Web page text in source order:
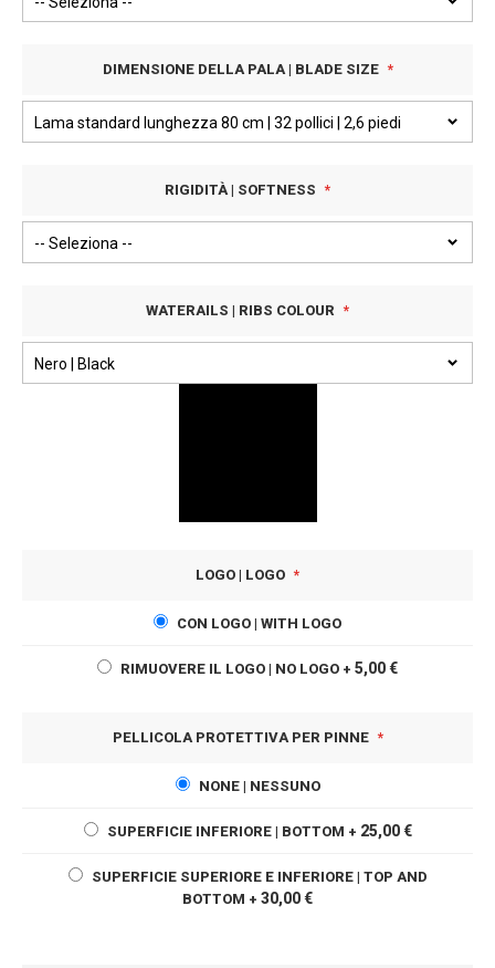
DIMENSIONE DELLA PALA | BLADE SIZE
RIGIDITÀ | SOFTNESS
WATERAILS | RIBS COLOUR
LOGO | LOGO
CON LOGO | WITH LOGO
RIMUOVERE IL LOGO | NO LOGO + 5,00 €
PELLICOLA PROTETTIVA PER PINNE
NONE | NESSUNO
SUPERFICIE INFERIORE | BOTTOM + 25,00 €
SUPERFICIE SUPERIORE E INFERIORE | TOP AND
BOTTOM + 30,00 €